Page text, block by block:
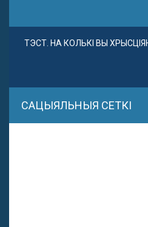
ТЭСТ. НА КОЛЬКІ ВЫ
САЦЫЯЛЬНЫЯ СЕТКІ